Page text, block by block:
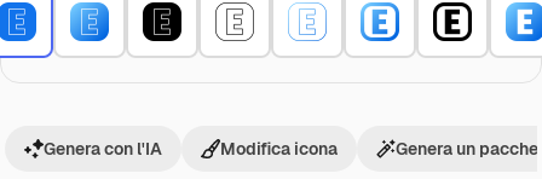
Genera con l'IA Modifica icona Genera un